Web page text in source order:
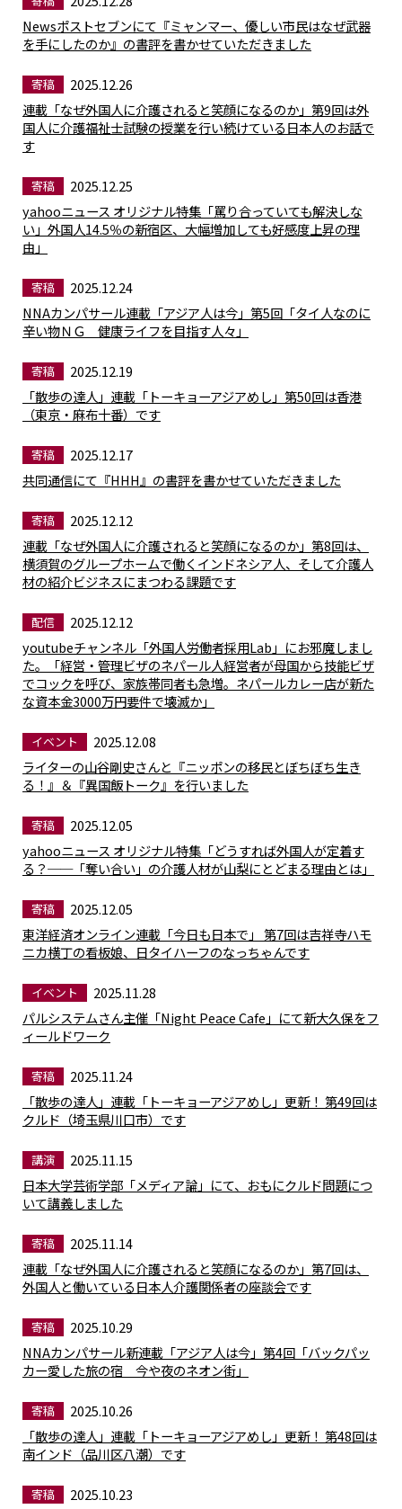
Newsポストセブンにて『ミャンマー、優しい市民はなぜ武器
を手にしたのか』の書評を書かせていただきました
寄稿
2025.12.26
連載「なぜ外国人に介護されると笑顔になるのか」第9回は外
国人に介護福祉士試験の授業を行い続けている日本人のお話で
す
寄稿
2025.12.25
yahooニュース オリジナル特集「罵り合っていても解決しな
い」外国人14.5％の新宿区、大幅増加しても好感度上昇の理
由」
寄稿
2025.12.24
NNAカンパサール連載「アジア人は今」第5回「タイ人なのに
辛い物ＮＧ 健康ライフを目指す人々」
寄稿
2025.12.19
「散歩の達人」連載「トーキョーアジアめし」第50回は香港
（東京・麻布十番）です
寄稿
2025.12.17
共同通信にて『HHH』の書評を書かせていただきました
寄稿
2025.12.12
連載「なぜ外国人に介護されると笑顔になるのか」第8回は、
横須賀のグループホームで働くインドネシア人、そして介護人
材の紹介ビジネスにまつわる課題です
配信
2025.12.12
youtubeチャンネル「外国人労働者採用Lab」にお邪魔しまし
た。「経営・管理ビザのネパール人経営者が母国から技能ビザ
でコックを呼び、家族帯同者も急増。ネパールカレー店が新た
な資本金3000万円要件で壊滅か」
イベント
2025.12.08
ライターの山谷剛史さんと『ニッポンの移民とぼちぼち生き
る！』＆『異国飯トーク』を行いました
寄稿
2025.12.05
yahooニュース オリジナル特集「どうすれば外国人が定着す
る？──「奪い合い」の介護人材が山梨にとどまる理由とは」
寄稿
2025.12.05
東洋経済オンライン連載「今日も日本で」 第7回は吉祥寺ハモ
ニカ横丁の看板娘、日タイハーフのなっちゃんです
イベント
2025.11.28
パルシステムさん主催「Night Peace Cafe」にて新大久保をフ
ィールドワーク
寄稿
2025.11.24
「散歩の達人」連載「トーキョーアジアめし」更新！ 第49回は
クルド（埼玉県川口市）です
講演
2025.11.15
日本大学芸術学部「メディア論」にて、おもにクルド問題につ
いて講義しました
寄稿
2025.11.14
連載「なぜ外国人に介護されると笑顔になるのか」第7回は、
外国人と働いている日本人介護関係者の座談会です
寄稿
2025.10.29
NNAカンパサール新連載「アジア人は今」第4回「バックパッ
カー愛した旅の宿 今や夜のネオン街」
寄稿
2025.10.26
「散歩の達人」連載「トーキョーアジアめし」更新！ 第48回は
南インド（品川区八潮）です
寄稿
2025.10.23